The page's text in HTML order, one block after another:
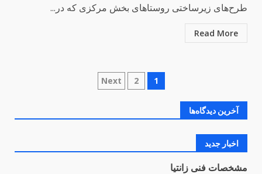
طرح‌های زیرساختی روستاهای بخش مرکزی که در...
Read More
راهبری
1
2
Next
آخرین دیدگاه‌ها
اخبار جدید
مشخصات فنی زانتیا